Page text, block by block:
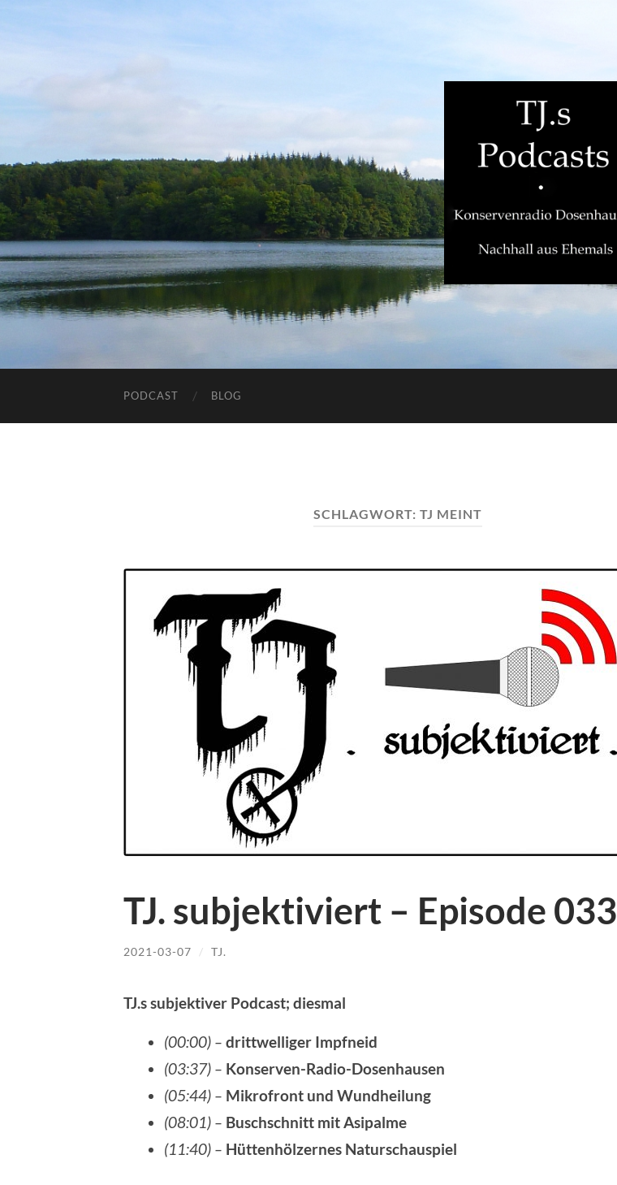
PODCAST BLOG
SCHLAGWORT: TJ MEINT
TJ. subjektiviert – Episode 033
2021-03-07 / TJ.
TJ.s subjektiver Podcast; diesmal
(00:00) – drittwelliger Impfneid
(03:37) – Konserven-Radio-Dosenhausen
(05:44) – Mikrofront und Wundheilung
(08:01) – Buschschnitt mit Asipalme
(11:40) – Hüttenhölzernes Naturschauspiel